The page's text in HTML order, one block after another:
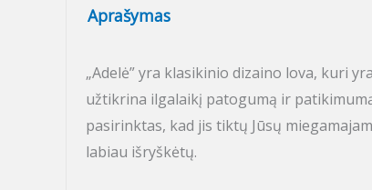
Aprašymas
„Adelė” yra klasikinio dizaino lova, kuri
užtikrina ilgalaikį patogumą ir
pasirinktas, kad jis tiktų Jūsų
labiau išryškėtų.